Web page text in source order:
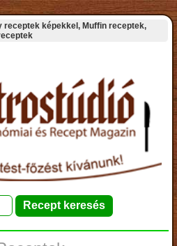
receptek képekkel, Muffin receptek,